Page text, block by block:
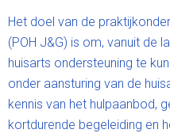
Het doel van de
(POH J&G) is om, vanuit de
huisarts ondersteuning te
onder aansturing van de
kennis van het hulpaanbod,
kortdurende begeleiding en